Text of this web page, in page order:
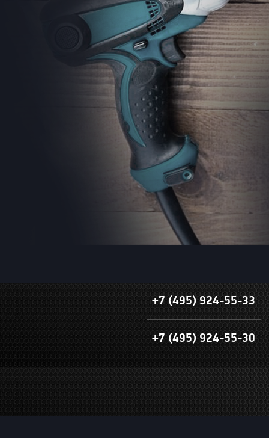
+7 (495) 924-55-33
+7 (495) 924-55-30